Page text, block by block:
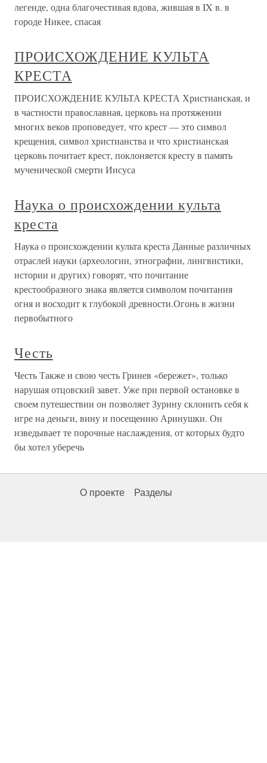
легенде, одна благочестивая вдова, жившая в IX в. в
городе Никее, спасая
ПРОИСХОЖДЕНИЕ КУЛЬТА
КРЕСТА
ПРОИСХОЖДЕНИЕ КУЛЬТА КРЕСТА Христианская, и
в частности православная, церковь на протяжении
многих веков проповедует, что крест — это символ
крещения, символ христианства и что христианская
церковь почитает крест, поклоняется кресту в память
мученической смерти Иисуса
Наука о происхождении культа
креста
Наука о происхождении культа креста Данные различных
отраслей науки (археологии, этнографии, лингвистики,
истории и других) говорят, что почитание
крестообразного знака является символом почитания
огня и восходит к глубокой древности.Огонь в жизни
первобытного
Честь
Честь Также и свою честь Гринев «бережет», только
нарушая отцовский завет. Уже при первой остановке в
своем путешествии он позволяет Зурину склонить себя к
игре на деньги, вину и посещению Аринушки. Он
изведывает те порочные наслаждения, от которых будто
бы хотел уберечь
О проекте Разделы